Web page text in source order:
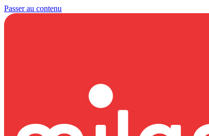
Passer au contenu